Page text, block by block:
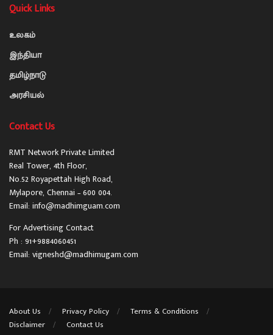
Quick Links
உலகம்
இந்தியா
தமிழ்நாடு
அரசியல்
Contact Us
RMT Network Private Limited
Real Tower, 4th Floor,
No.52 Royapettah High Road,
Mylapore, Chennai – 600 004.
Email: info@madhimguam.com
For Advertising Contact
Ph : 91+9884060451
Email: vigneshd@madhimugam.com
About Us Privacy Policy
Terms & Conditions
Disclaimer
Contact Us